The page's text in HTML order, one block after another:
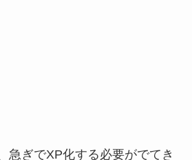
急ぎでXP化する必要がでてき